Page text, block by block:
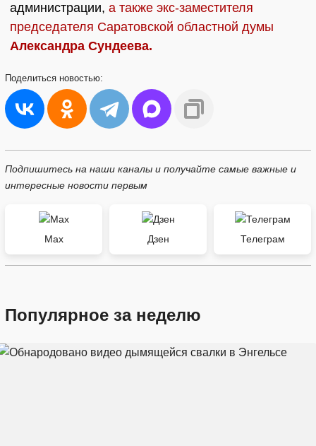
администрации, а также экс-заместителя
председателя Саратовской областной думы
Александра Сундеева.
Поделиться новостью:
Подпишитесь на наши каналы и получайте самые важные и
интересные новости первым
Max Дзен Телеграм
Популярное за неделю